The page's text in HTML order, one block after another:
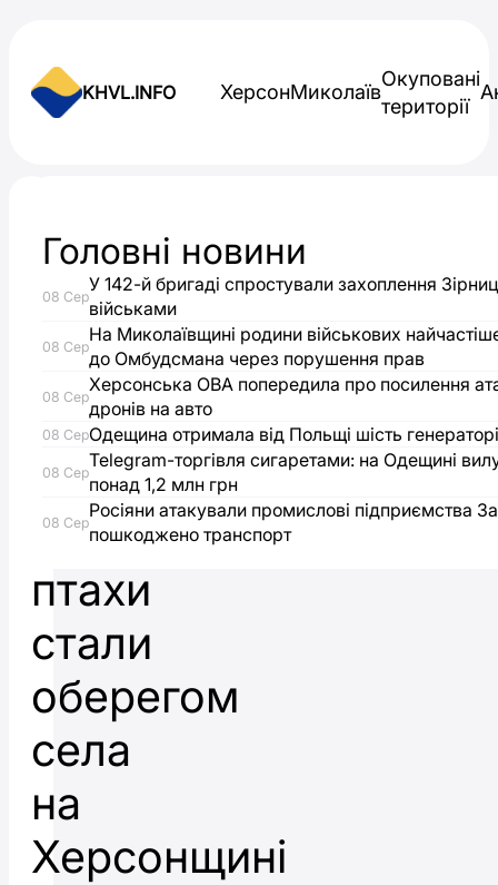
KHVL.INFO ХерсонМиколаїв
Окуповані
території
Точка
зору
Лелеки-
сусіди:
як
птахи
стали
оберегом
села
на
Херсонщині
Головні новини
08 Сер
У 142-й бригаді спростували захоплення
військами
08 Сер
На Миколаївщині родини військових
до Омбудсмана через порушення прав
08 Сер
Херсонська ОВА попередила про посилення
дронів на авто
08 СерОдещина отримала від Польщі шість
08 Сер
Telegram-торгівля сигаретами: на Одещині
понад 1,2 млн грн
08 Сер
Росіяни атакували промислові підприємства
пошкоджено транспорт